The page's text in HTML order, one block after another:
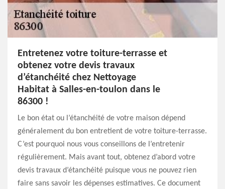
Entretenez votre toiture-terrasse et
obtenez votre devis travaux
d’étanchéité chez Nettoyage
Habitat à Salles-en-toulon dans le
86300 !
Le bon état ou l’étanchéité de votre maison dépend
généralement du bon entretient de votre toiture-terrasse.
C’est pourquoi nous vous conseillons de l’entretenir
régulièrement. Mais avant tout, obtenez d’abord votre
devis travaux d’étanchéité puisque vous ne pouvez rien
faire sans savoir les dépenses estimatives. Ce document